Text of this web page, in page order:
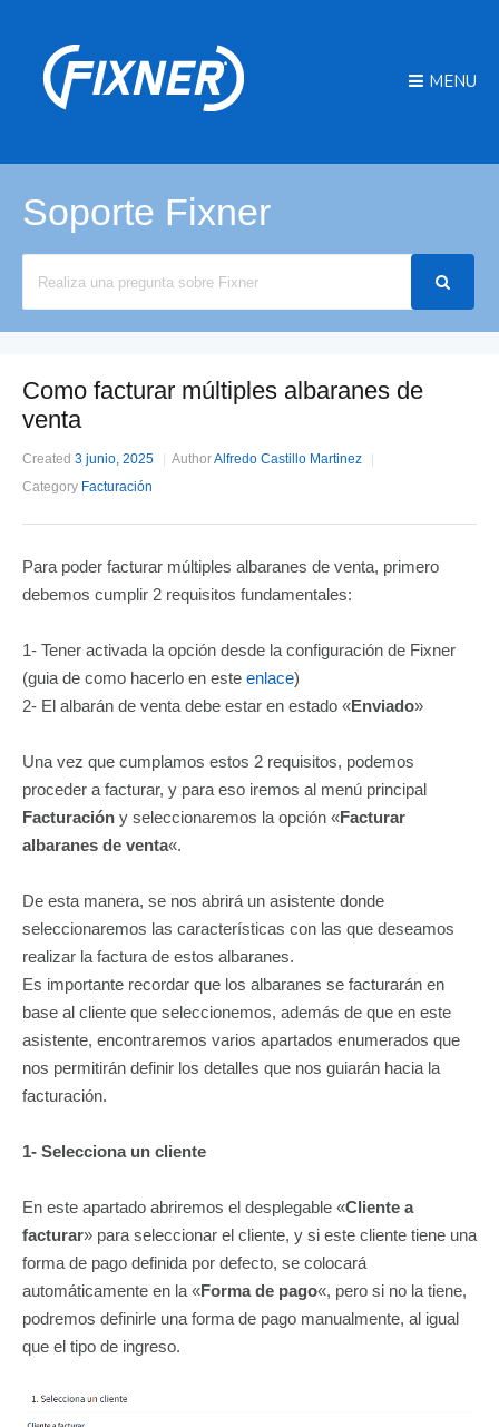
MENU
Soporte Fixner
Como facturar múltiples albaranes de
venta
Created 3 junio, 2025 AuthorAlfredo Castillo Martinez
Category Facturación
Para poder facturar múltiples albaranes de venta, primero
debemos cumplir 2 requisitos fundamentales:
1- Tener activada la opción desde la configuración de Fixner
(guia de como hacerlo en este enlace)
2- El albarán de venta debe estar en estado «Enviado»
Una vez que cumplamos estos 2 requisitos, podemos
proceder a facturar, y para eso iremos al menú principal
Facturación y seleccionaremos la opción «Facturar
albaranes de venta«.
De esta manera, se nos abrirá un asistente donde
seleccionaremos las características con las que deseamos
realizar la factura de estos albaranes.
Es importante recordar que los albaranes se facturarán en
base al cliente que seleccionemos, además de que en este
asistente, encontraremos varios apartados enumerados que
nos permitirán definir los detalles que nos guiarán hacia la
facturación.
1- Selecciona un cliente
En este apartado abriremos el desplegable «Cliente a
facturar» para seleccionar el cliente, y si este cliente tiene una
forma de pago definida por defecto, se colocará
automáticamente en la «Forma de pago«, pero si no la tiene,
podremos definirle una forma de pago manualmente, al igual
que el tipo de ingreso.